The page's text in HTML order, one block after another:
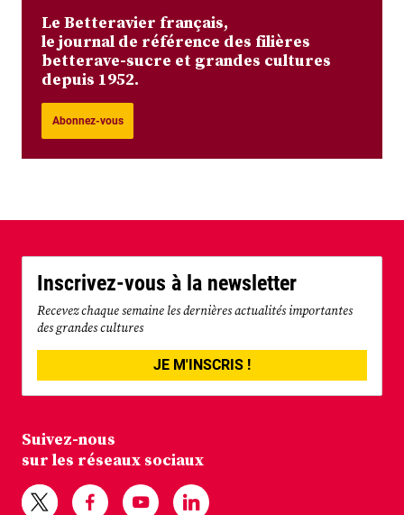
Le Betteravier français,
le journal de référence des filières
betterave-sucre et grandes cultures
depuis 1952.
Abonnez-vous
Inscrivez-vous à la newsletter
Recevez chaque semaine les dernières actualités importantes
des grandes cultures
JE M'INSCRIS !
Suivez-nous
sur les réseaux sociaux